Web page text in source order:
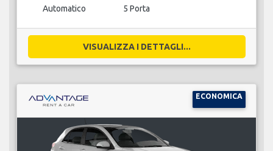
Automatico 5 Porta
VISUALIZZA I DETTAGLI...
ECONOMICA